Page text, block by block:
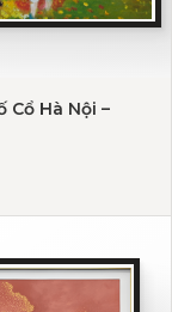
Cổ Hà Nội –